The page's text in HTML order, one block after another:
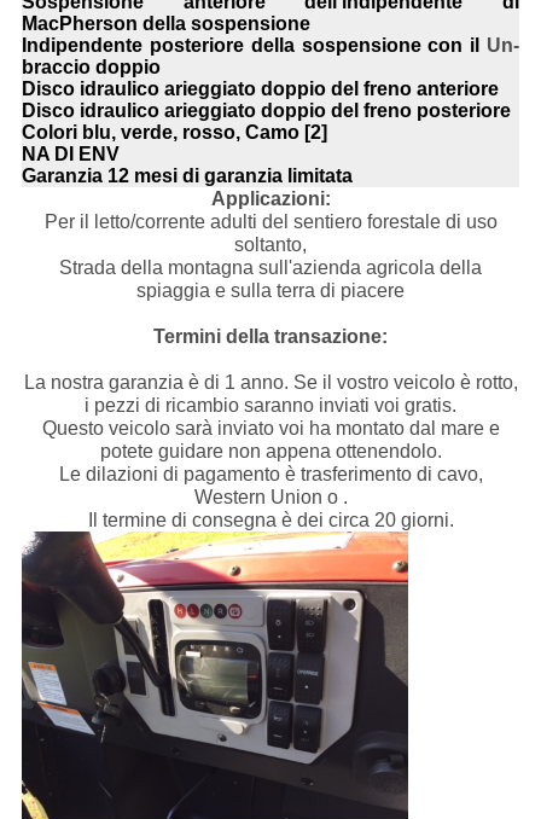
MacPherson della sospensione
Indipendente posterioredella sospensione con il
Un-
braccio doppio
Disco idraulicoarieggiato doppio del freno anteriore
Disco idraulicoarieggiato doppio del freno posteriore
Coloriblu, verde, rosso, Camo [2]
NADI ENV
Garanzia12 mesi di garanzia limitata
Applicazioni:
Per il letto/corrente adulti del sentiero forestale di uso
soltanto,
Strada della montagna sull'azienda agricola della
spiaggia e sulla terra di piacere
Termini della transazione:
La nostra garanzia è di 1 anno. Se il vostro veicolo è rotto,
i pezzi di ricambio saranno inviati voi gratis.
Questo veicolo sarà inviato voi ha montato dal mare e
potete guidare non appena ottenendolo.
Le dilazioni di pagamento è trasferimento di cavo,
Western Union o .
Il termine di consegna è dei circa 20 giorni.